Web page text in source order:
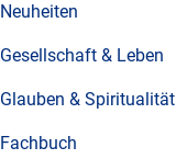
Neuheiten
Gesellschaft & Leben
Glauben & Spiritualität
Fachbuch